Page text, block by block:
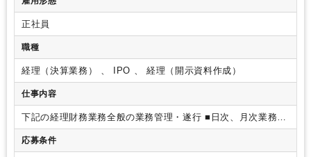
育児・託児支援制度 年間休日120日以上
正社員
職種
経理（決算業務） 、 IPO 、 経理（開示資料作成）
仕事内容
下記の経理財務業務全般の業務管理・遂行 ■日次、月次業務
決算業務（四半期・年次）■資金繰り、内部統制整備■税務関
連業務、監査対応
応募条件